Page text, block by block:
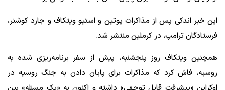
این خبر اندکی پس از مذاکرات پوتین و استیو ویتکاف و جارد کوشنر،
فرستادگان ترامپ، در کرملین منتشر شد.
همچنین ویتکاف روز پنجشنبه، پیش از سفر برنامه‌ریزی شده به
روسیه، فاش کرد که مذاکرات برای پایان دادن به جنگ روسیه در